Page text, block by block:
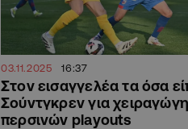
03.11.2025 16:37
Στον εισαγγελέα τα όσα
Σούντγκρεν για
περσινών playouts